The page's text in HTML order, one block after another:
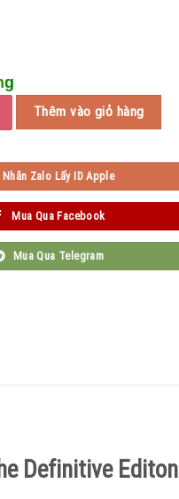
số lượng
Thêm vào giỏ hàng
Nhắn Zalo Lấy ID Apple
Mua Qua Facebook
Mua Qua Telegram
Definitive Editon